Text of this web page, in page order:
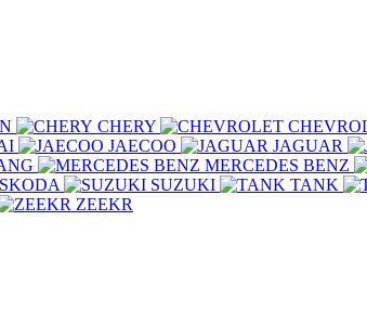
CHERY
JAECOO JAGUAR
MERCEDES BENZ
SKODA SUZUKI TANK
ZEEKR